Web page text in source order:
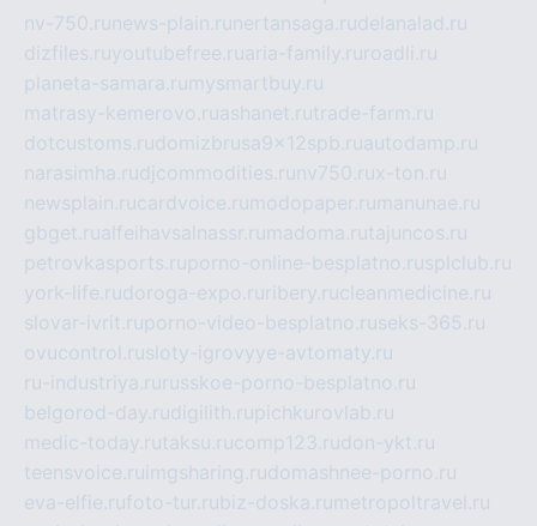
nv-750.ru news-plain.ru nertansaga.rudelanalad.ru
dizfiles.ruyoutubefree.ruaria-family.ru roadli.ru
planeta-samara.ru mysmartbuy.ru
matrasy-kemerovo.ruashanet.rutrade-farm.ru
dotcustoms.rudomizbrusa9x12spb.ruautodamp.ru
narasimha.rudjcommodities.ru nv750.rux-ton.ru
newsplain.rucardvoice.ru modopaper.ru manunae.ru
gbget.rualfeihavsalnassr.ru madoma.rutajuncos.ru
petrovkasports.ruporno-online-besplatno.rusplclub.ru
york-life.rudoroga-expo.ru ribery.rucleanmedicine.ru
slovar-ivrit.ruporno-video-besplatno.ruseks-365.ru
ovucontrol.rusloty-igrovyye-avtomaty.ru
ru-industriya.ru russkoe-porno-besplatno.ru
belgorod-day.rudigilith.rupichkurovlab.ru
medic-today.rutaksu.rucomp123.rudon-ykt.ru
teensvoice.ru imgsharing.rudomashnee-porno.ru
eva-elfie.rufoto-tur.rubiz-doska.ru metropoltravel.ru